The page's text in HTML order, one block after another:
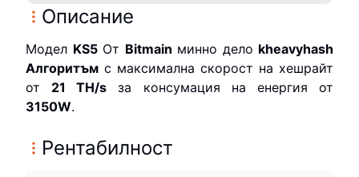
Описание
Модел KS5 От Bitmain минно дело kheavyhash
Алгоритъм с максимална скорост на хешрайт
от
21 TH/s
за консумация на енергия от
3150W.
Рентабилност